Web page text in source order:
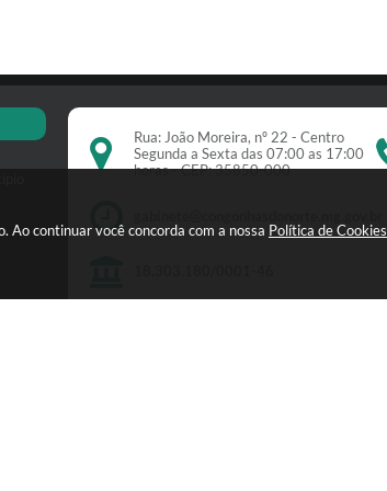
Ao continuar você concorda com a nossa Política de Cookies
Rua: João Moreira, nº 22 - Centro
Segunda a Sexta das 07:00 as 17:00
horas - CEP: 35850-000